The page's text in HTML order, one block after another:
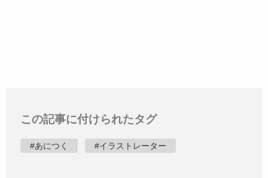
この記事に付けられたタグ
#あにつく #イラストレーター